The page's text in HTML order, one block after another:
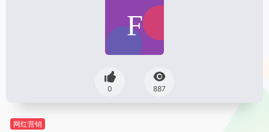
0 887
网红营销